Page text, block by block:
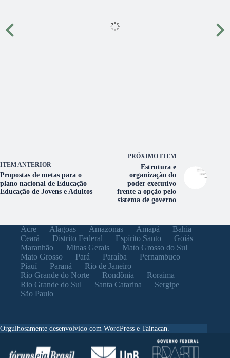
ITEM ANTERIOR
Propostas de metas para o
plano nacional de Educação
Educação de Jovens e Adultos
PRÓXIMO ITEM
Estrutura e
organização do
poder executivo
frente a opção pelo
sistema de governo
Acre Alagoas Amazonas Amapá
Bahia
Ceará
Distrito Federal Espírito Santo
Goiás
Maranhão
Minas Gerais
Mato Grosso do Sul
Mato Grosso
Pará Paraíba
Pernambuco
Piauí
Paraná
Rio de Janeiro
Rio Grande do Norte
Rondônia
Roraima
Rio Grande do Sul
Santa Catarina
Sergipe
São Paulo
Orgulhosamente desenvolvido com WordPress e Tainacan.